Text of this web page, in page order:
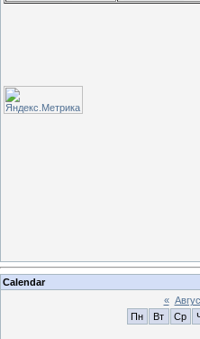
Calendar
«
Пн
Вт Ср